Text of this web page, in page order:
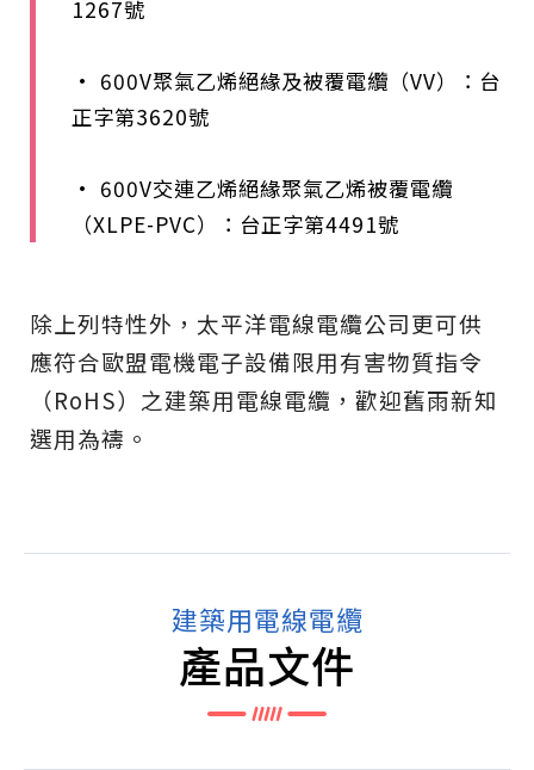
1267號
• 600V聚氣乙烯絕緣及被覆電纜（VV）：台
正字第3620號
• 600V交連乙烯絕緣聚氣乙烯被覆電纜
（XLPE-PVC）：台正字第4491號
除上列特性外，太平洋電線電纜公司更可供
應符合歐盟電機電子設備限用有害物質指令
（RoHS）之建築用電線電纜，歡迎舊雨新知
選用為禱。
建築用電線電纜
產品文件